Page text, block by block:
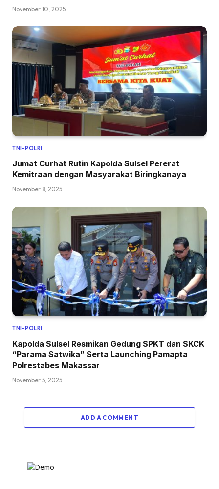
November 10, 2025
TNI-POLRI
Jumat Curhat Rutin Kapolda Sulsel Pererat
Kemitraan dengan Masyarakat Biringkanaya
November 8, 2025
TNI-POLRI
Kapolda Sulsel Resmikan Gedung SPKT dan SKCK
“Parama Satwika” Serta Launching Pamapta
Polrestabes Makassar
November 5, 2025
ADD A COMMENT